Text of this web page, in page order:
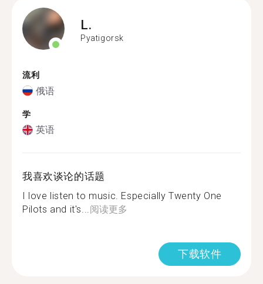
L.
Pyatigorsk
流利
俄语
学
英语
我喜欢谈论的话题
I love listen to music. Especially Twenty One
Pilots and it's...阅读更多
下载软件